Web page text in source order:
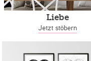
Liebe
Jetzt stöbern